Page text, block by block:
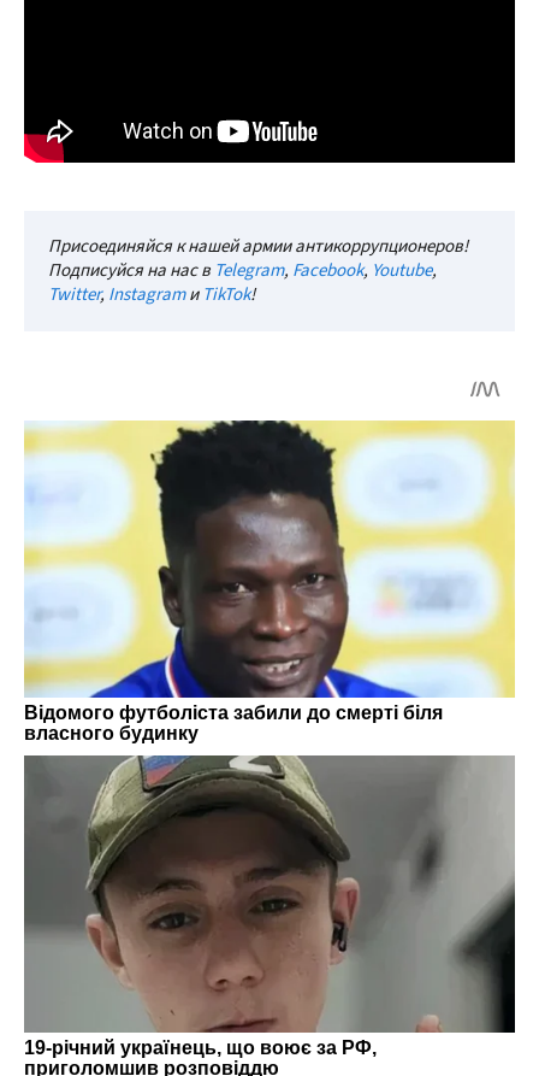
Присоединяйся к нашей армии антикоррупционеров!
Подписуйся на нас в Telegram, Facebook, Youtube,
Twitter, InstagramиTikTok!